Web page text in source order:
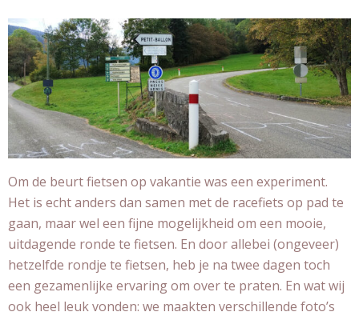
Om de beurt fietsen op vakantie was een experiment.
Het is echt anders dan samen met de racefiets op pad te
gaan, maar wel een fijne mogelijkheid om een mooie,
uitdagende ronde te fietsen. En door allebei (ongeveer)
hetzelfde rondje te fietsen, heb je na twee dagen toch
een gezamenlijke ervaring om over te praten. En wat wij
ook heel leuk vonden: we maakten verschillende foto’s